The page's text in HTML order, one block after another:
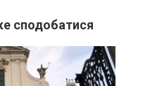
сподобатися